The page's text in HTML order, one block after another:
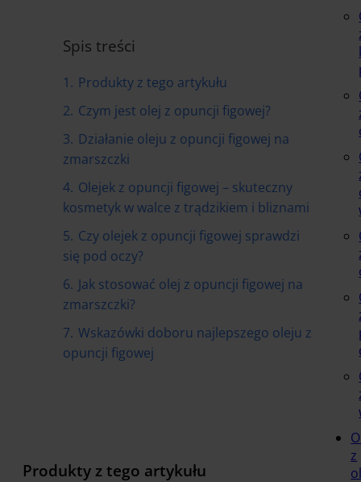
Spis treści
1. Produkty z tego artykułu
2. Czym jest olej z opuncji figowej?
3. Działanie oleju z opuncji figowej na
zmarszczki
4. Olejek z opuncji figowej – skuteczny
kosmetyk w walce z trądzikiem i bliznami
5. Czy olejek z opuncji figowej sprawdzi
się pod oczy?
6. Jak stosować olej z opuncji figowej na
zmarszczki?
7. Wskazówki doboru najlepszego oleju z
opuncji figowej
Produkty z tego artykułu
z